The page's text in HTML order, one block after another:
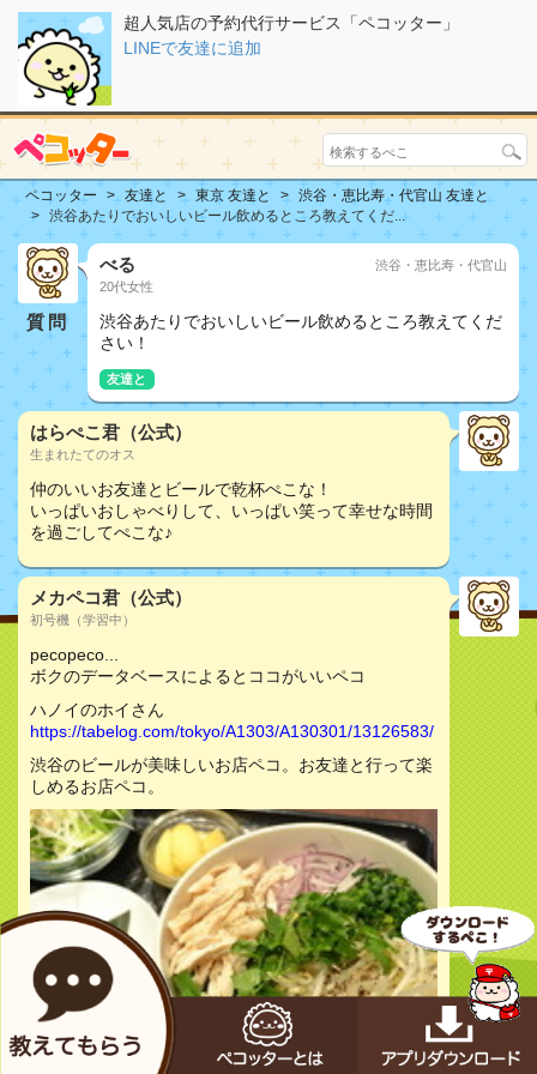
超人気店の予約代行サービス「ペコッター」
LINEで友達に追加
ペコッター 友達と 東京 友達と
渋谷・恵比寿・代官山 友達と
渋谷あたりでおいしいビール飲めるところ教えてくだ...
質問
べる
20代女性
渋谷・恵比寿・代官山
渋谷あたりでおいしいビール飲めるところ教えてくだ
さい！
友達と
はらぺこ君（公式）
生まれたてのオス
仲のいいお友達とビールで乾杯ぺこな！
いっぱいおしゃべりして、いっぱい笑って幸せな時間
を過ごしてぺこな♪
メカペコ君（公式）
初号機（学習中）
pecopeco...
ボクのデータベースによるとココがいいペコ
ハノイのホイさん
https://tabelog.com/tokyo/A1303/A130301/13126583/
渋谷のビールが美味しいお店ペコ。お友達と行って楽
しめるお店ペコ。